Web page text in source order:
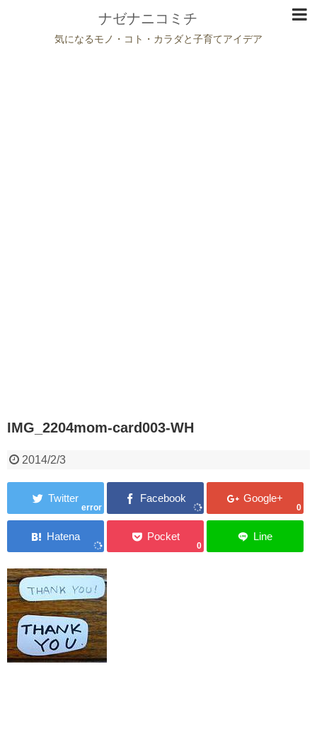
ナゼナニコミチ
気になるモノ・コト・カラダと子育てアイデア
IMG_2204mom-card003-WH
2014/2/3
error 0
0